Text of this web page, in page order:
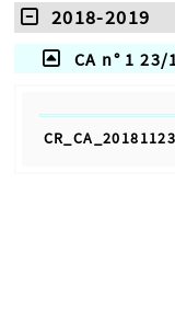
2018-2019
CA n° 1